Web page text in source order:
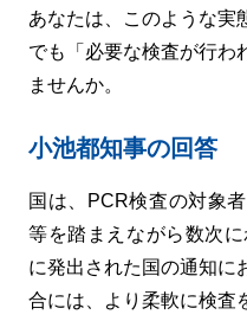
あなたは、このような実
でも「必要な検査が行わ
ませんか。
小池都知事の回答
国は、PCR検査の対象
等を踏まえながら数次
に発出された国の通知に
合には、より柔軟に検査